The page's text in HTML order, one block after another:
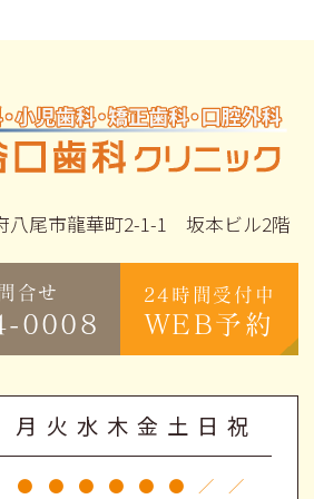
八尾市龍華町2-1-1 坂本ビル2階
合せ
0008
24時間受付中
WEB予約
月 火 水 木 金 土 日 祝
● ● ● ● ● ● ／ ／